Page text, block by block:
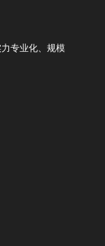
专业化、规模